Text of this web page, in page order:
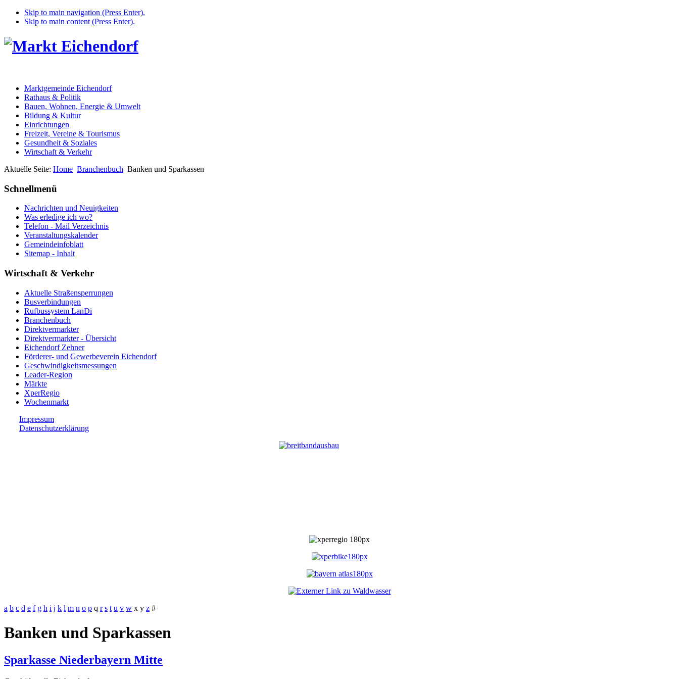
Skip to main navigation (Press Enter).
Skip to main content (Press Enter).
Marktgemeinde Eichendorf
Rathaus & Politik
Bauen, Wohnen, Energie & Umwelt
Bildung & Kultur
Einrichtungen
Freizeit, Vereine & Tourismus
Gesundheit & Soziales
Wirtschaft & Verkehr
Aktuelle Seite: Home Branchenbuch Banken und Sparkassen
Schnellmenü
Nachrichten und Neuigkeiten
Was erledige ich wo?
Telefon - Mail Verzeichnis
Veranstaltungskalender
Gemeindeinfoblatt
Sitemap - Inhalt
Wirtschaft & Verkehr
Aktuelle Straßensperrungen
Busverbindungen
Rufbussystem LanDi
Branchenbuch
Direktvermarkter
Direktvermarkter - Übersicht
Eichendorf Zehner
Förderer- und Gewerbeverein Eichendorf
Geschwindigkeitsmessungen
Leader-Region
Märkte
XperRegio
Wochenmarkt
Impressum
Datenschutzerklärung
a b c d e f g h i j k l m n o p q r s t u v w x y z #
Banken und Sparkassen
Sparkasse Niederbayern Mitte